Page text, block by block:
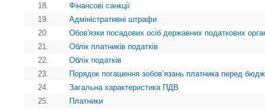
18.
Фінансові санкції
19.
Адміністративні штрафи
20.
Обов'язки посадових осіб державних податкових
21.
Облік платників податків
22.
Облік податків
23.
Порядок погашення зобов’язань платника перед
24.
Загальна характеристика ПДВ
25.
Платники